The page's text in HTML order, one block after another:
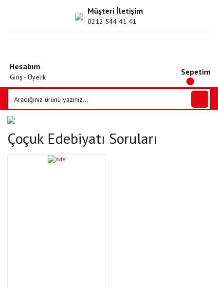
Müşteri İletişim
0212 544 41 41
Hesabım
Giriş - Üyelik
Sepetim
Çoçuk Edebiyatı Soruları